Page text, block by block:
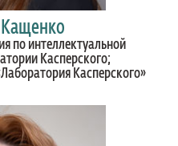
по интеллектуальной
Касперского;
Касперского»